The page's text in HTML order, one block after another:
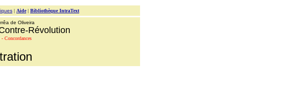
| Aide| Bibliothèque IntraText
de Oliveira
Révolution
Concordances